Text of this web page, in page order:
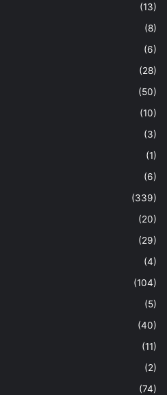
(13)
(8)
(6)
(28)
(50)
(10)
(3)
(1)
(6)
(339)
(20)
(29)
(4)
(104)
(5)
(40)
(11)
(2)
(74)